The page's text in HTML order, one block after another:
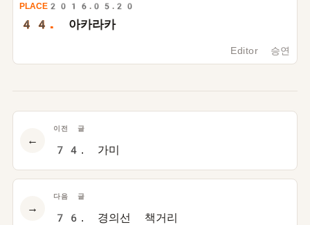
PLACE 2016.05.20
44. 아카라카
Editor 승연
←
이전 글
74. 가미
다음 글
76. 경의선 책거리
→